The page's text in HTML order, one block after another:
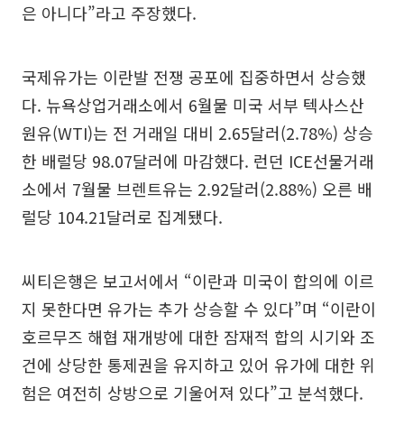
은 아니다”라고 주장했다.
국제유가는 이란발 전쟁 공포에 집중하면서 상승했
다. 뉴욕상업거래소에서 6월물 미국 서부 텍사스산
원유(WTI)는 전 거래일 대비 2.65달러(2.78%) 상승
한 배럴당 98.07달러에 마감했다. 런던 ICE선물거래
소에서 7월물 브렌트유는 2.92달러(2.88%) 오른 배
럴당 104.21달러로 집계됐다.
씨티은행은 보고서에서 “이란과 미국이 합의에 이르
지 못한다면 유가는 추가 상승할 수 있다”며 “이란이
호르무즈 해협 재개방에 대한 잠재적 합의 시기와 조
건에 상당한 통제권을 유지하고 있어 유가에 대한 위
험은 여전히 상방으로 기울어져 있다”고 분석했다.